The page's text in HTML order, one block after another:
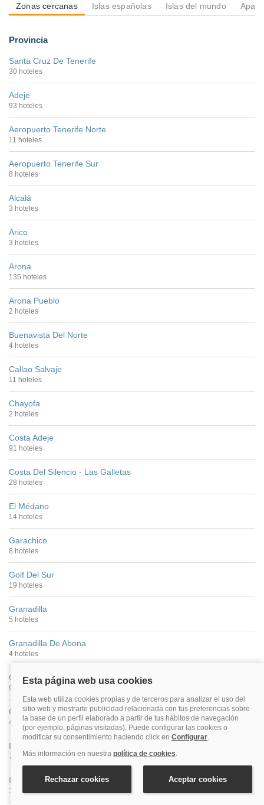
Zonas cercanas Islas españolas Islas del mundo
Provincia
Santa Cruz De Tenerife
30 hoteles
Adeje
93 hoteles
Aeropuerto Tenerife Norte
11 hoteles
Aeropuerto Tenerife Sur
8 hoteles
Alcalá
3 hoteles
Arico
3 hoteles
Arona
135 hoteles
Arona Pueblo
2 hoteles
Buenavista Del Norte
4 hoteles
Callao Salvaje
11 hoteles
Chayofa
2 hoteles
Costa Adeje
91 hoteles
Costa Del Silencio - Las Galletas
28 hoteles
El Médano
14 hoteles
Garachico
8 hoteles
Golf Del Sur
19 hoteles
Granadilla
5 hoteles
Granadilla De Abona
4 hoteles
Guía De Isora
9 hoteles
Güímar
4 hoteles
Icod De Los Vinos
7 hoteles
Isla Baja
13 hoteles